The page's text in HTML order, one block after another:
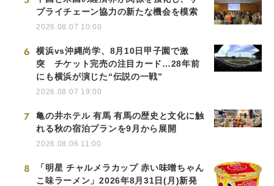
プライチェーン協力の新たな機会を模索
2026.08.07 10:00
6
横浜vs沖縄尚学、8月10日甲子園で激
突 チケット完売の注目カード…28年前
にも横浜が演じた“伝説の一戦”
2026.08.07 19:00
7
亀の井ホテル 有馬 有馬の歴史と文化に触
れる秋の宿泊プランを9月から展開
2026.08.06 11:00
8
「明星 チャルメラカップ 赤い味噌ちゃん
こ味ラーメン」2026年8月31日(月)新発